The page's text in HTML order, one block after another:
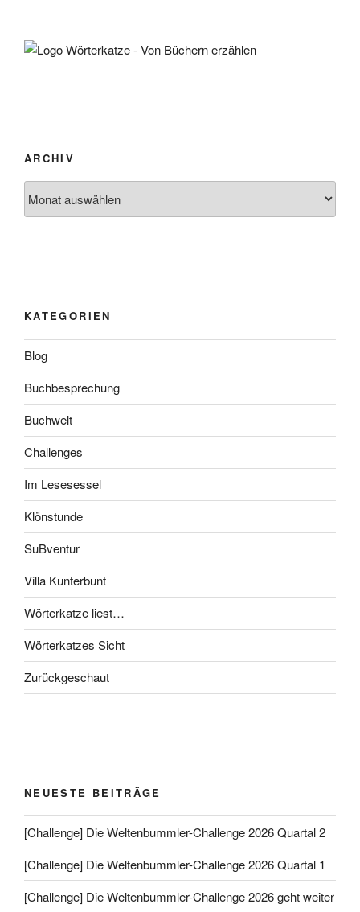
ARCHIV
KATEGORIEN
Blog
Buchbesprechung
Buchwelt
Challenges
Im Lesesessel
Klönstunde
SuBventur
Villa Kunterbunt
Wörterkatze liest…
Wörterkatzes Sicht
Zurückgeschaut
NEUESTE BEITRÄGE
[Challenge] Die Weltenbummler-Challenge 2026 Quartal 2
[Challenge] Die Weltenbummler-Challenge 2026 Quartal 1
[Challenge] Die Weltenbummler-Challenge 2026 geht weiter